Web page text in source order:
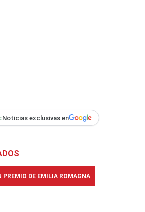
Noticias exclusivas en
PREMIO DE EMILIA ROMAGNA